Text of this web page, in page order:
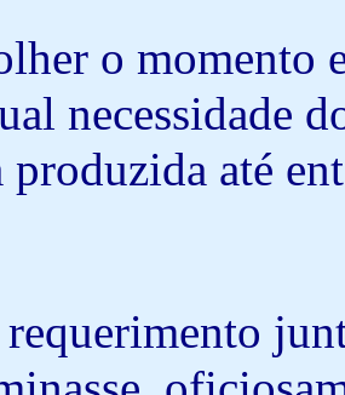
o momento
necessidade
produzida até